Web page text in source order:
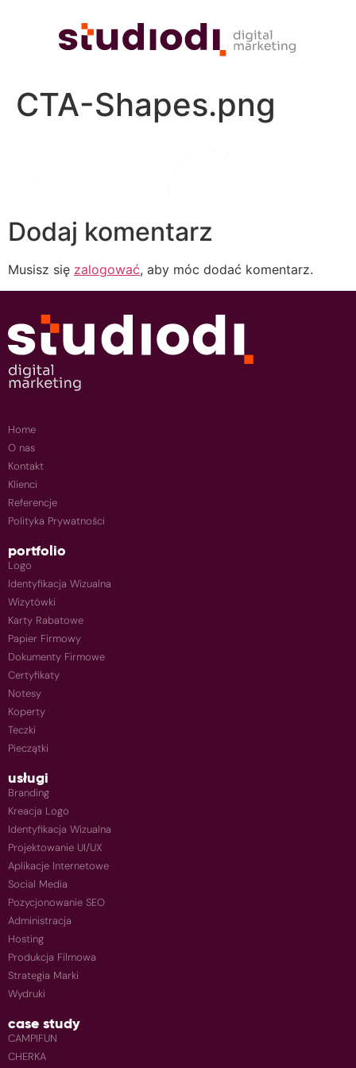
CTA-Shapes.png
Dodaj komentarz
Musisz się zalogować, aby móc dodać komentarz.
Home
O nas
Kontakt
Klienci
Referencje
Polityka Prywatności
portfolio
Logo
Identyfikacja Wizualna
Wizytówki
Karty Rabatowe
Papier Firmowy
Dokumenty Firmowe
Certyfikaty
Notesy
Koperty
Teczki
Pieczątki
usługi
Branding
Kreacja Logo
Identyfikacja Wizualna
Projektowanie UI/UX
Aplikacje Internetowe
Social Media
Pozycjonowanie SEO
Administracja
Hosting
Produkcja Filmowa
Strategia Marki
Wydruki
case study
CAMPIFUN
CHERKA